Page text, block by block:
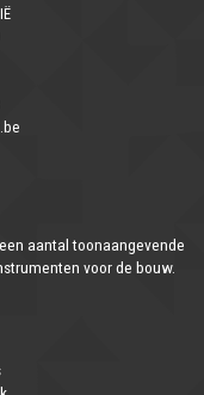
aantal toonaangevende
voor de bouw.